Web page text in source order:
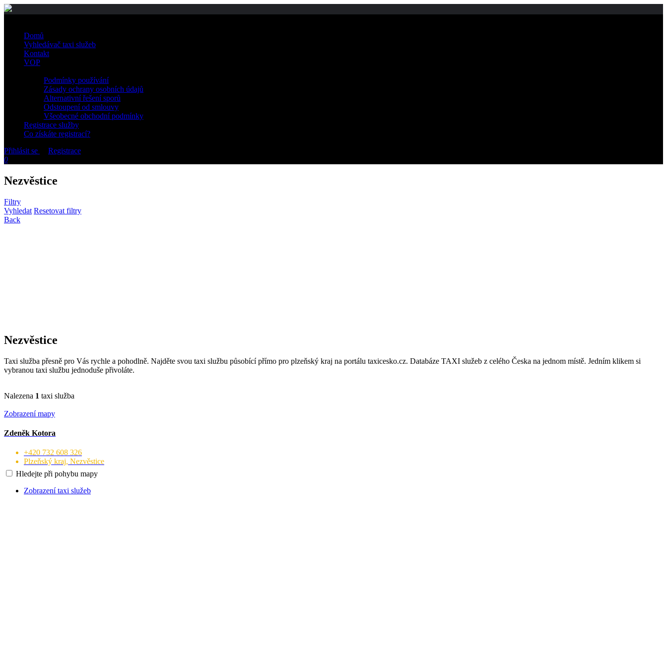
Domů
Vyhledávač taxi služeb
Kontakt
VOP
Podmínky používání
Zásady ochrany osobních údajů
Alternativní řešení sporů
Odstoupení od smlouvy
Všeobecné obchodní podmínky
Registrace služby
Co získáte registrací?
Přihlásit se
Registrace
0
Nezvěstice
Filtry
Vyhledat Resetovat filtry
Back
Nezvěstice
Taxi služba přesně pro Vás rychle a pohodlně. Najděte svou taxi službu působící přímo pro plzeňský kraj na portálu taxicesko.cz. Databáze TAXI služeb z celého Česka na jednom místě. Jedním klikem si
vybranou taxi službu jednoduše přivoláte.
Nalezena 1 taxi služba
Zobrazení mapy
Zdeněk Kotora
+420 732 608 326
Plzeňský kraj, Nezvěstice
Hledejte při pohybu mapy
Zobrazení taxi služeb